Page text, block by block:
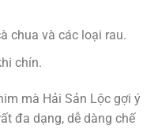
chua và các loại rau.
chín.
mà Hải Sản Lộc gợi ý
đa dạng, dễ dàng chế